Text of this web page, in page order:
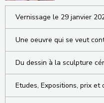
Vernissage le 29 janvier
Une oeuvre qui se veut
Du dessin à la sculpture
Etudes, Expositions, prix et